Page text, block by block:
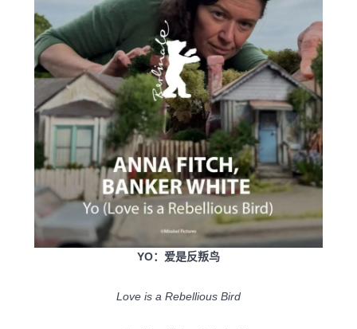
YO：爱是反叛鸟
Love is a Rebellious Bird